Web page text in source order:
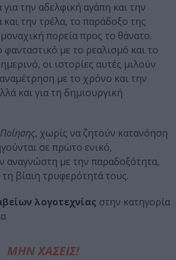
την αδελφική αγάπη και την
και την τρέλα, το παράδοξο της
πορεία προς το θάνατο.
φανταστικό με το ρεαλισμό και το
οι ιστορίες αυτές μιλούν
με το χρόνο και την
και για τη δημιουργική
, χωρίς να ζητούν κατανόηση
σε πρώτο ενικό,
αναγνώστη με την παραδοξότητα,
βίαιη τρυφερότητά τους.
λογοτεχνίας στην κατηγορία
ΜΗΝ ΧΑΣΕΙΣ!